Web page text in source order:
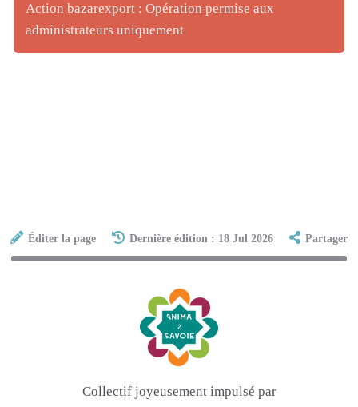
Action bazarexport : Opération permise aux
administrateurs uniquement
Éditer la page Dernière édition : 18 Jul 2026 Partager
Collectif joyeusement impulsé par